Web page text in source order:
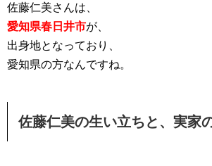
佐藤仁美さんは、
愛知県春日井市が、
出身地となっており、
愛知県の方なんですね。
佐藤仁美の生い立ちと、実家